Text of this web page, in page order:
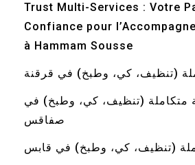
Trust Multi-Services : Votre
Confiance pour
à Hammam Sousse
(تنظيف، كي، وطبخ) في قرقنة
متكاملة (تنظيف، كي، وطبخ) في
صفاقس
(تنظيف، كي، وطبخ) في قابس